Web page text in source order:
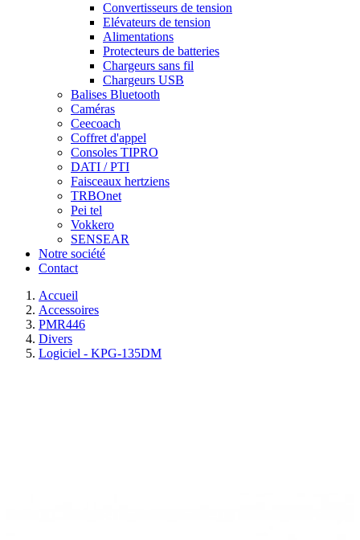
Convertisseurs de tension
Elévateurs de tension
Alimentations
Protecteurs de batteries
Chargeurs sans fil
Chargeurs USB
Balises Bluetooth
Caméras
Ceecoach
Coffret d'appel
Consoles TIPRO
DATI / PTI
Faisceaux hertziens
TRBOnet
Pei tel
Vokkero
SENSEAR
Notre société
Contact
Accueil
Accessoires
PMR446
Divers
Logiciel - KPG-135DM